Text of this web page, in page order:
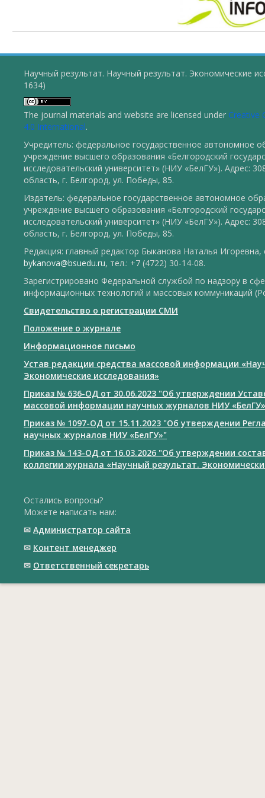
Научный результат. Научный результат. Экономические
1634)
The journal materials and website are licensed under Creative
4.0 International.
Учредитель: федеральное государственное автономное
учреждение высшего образования «Белгородский
исследовательский университет» (НИУ «БелГУ»). Адрес:
область, г. Белгород, ул. Победы, 85.
Издатель: федеральное государственное автономное
учреждение высшего образования «Белгородский
исследовательский университет» (НИУ «БелГУ»). Адрес:
область, г. Белгород, ул. Победы, 85.
Редакция: главный редактор Быканова Наталья Игоревна,
bykanova@bsuedu.ru, тел.: +7 (4722) 30-14-08.
Зарегистрировано Федеральной службой по надзору в
информационных технологий и массовых коммуникаций
Свидетельство о регистрации СМИ
Положение о журнале
Информационное письмо
Устав редакции средства массовой информации
Экономические исследования»
Приказ № 636-ОД от 30.06.2023 "Об утверждении
массовой информации научных журналов НИУ «БелГУ»
Приказ № 1097-ОД от 15.11.2023 "Об утверждении
научных журналов НИУ «БелГУ»"
Приказ № 143-ОД от 16.03.2026 "Об утверждении
коллегии журнала «Научный результат.
Остались вопросы?
Можете написать нам:
✉ Администратор сайта
✉ Контент менеджер
✉ Ответственный cекретарь